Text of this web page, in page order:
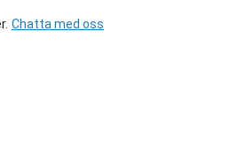
Chatta med oss